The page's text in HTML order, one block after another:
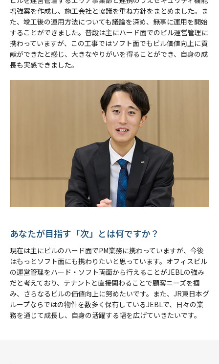
増強案を作成し、施工会社と協議を重ね方針をまとめました。ま
た、竣工後の運用方法についても議論を深め、無事に運用を開始
することができました。普段は主にハード面でのビル運営管理に
携わっていますが、この工事ではソフト面でもビル価値向上に貢
献ができたと感じ、大きなやりがいを得ることができ、自身の成
長も実感できました。
あなたが目指す「次」とは何ですか？
現在は主にビルのハード面でPM業務に携わっていますが、今後
はもっとソフト面にも携わりたいと思っています。オフィスビル
の運営管理をハード・ソフト両面から行えることがJEBLの強み
だと考えており、テナントと直接関わることで顧客ニーズを掴
み、さらなるビルの価値向上に努めたいです。また、JR東日本グ
ループならではの物件を数多く保有しているJEBLで、日々の業
務を通じて成長し、自身の活躍する幅を広げていきたいです。